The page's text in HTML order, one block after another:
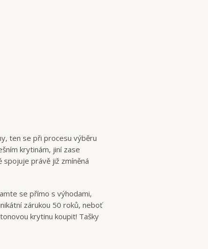
ten se při procesu výběru
krytinám, jiní zase
spojuje právě již zmíněná
se přímo s výhodami,
zárukou 50 roků, neboť
krytinu koupit! Tašky